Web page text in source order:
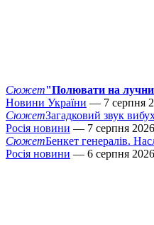
Сюжет"Полювати на
Новини України — 7 серпня
СюжетЗагадковий звук
Росія новини — 7 серпня
СюжетБенкет генералів.
Росія новини — 6 серпня